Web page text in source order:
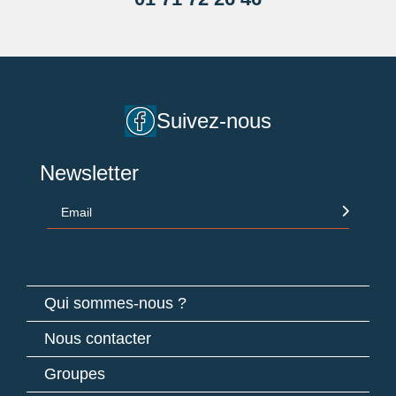
Suivez-nous
Newsletter
Email
Qui sommes-nous ?
Nous contacter
Groupes